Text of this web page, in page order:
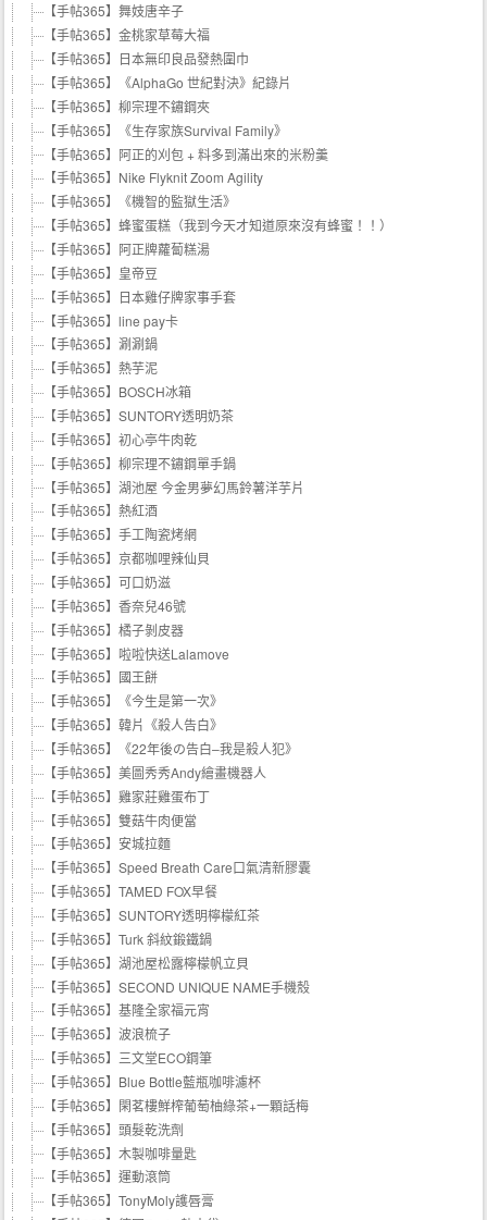
【手帖365】舞妓唐辛子
【手帖365】金桃家草莓大福
【手帖365】日本無印良品發熱圍巾
【手帖365】《AlphaGo 世紀對決》紀錄片
【手帖365】柳宗理不鏽鋼夾
【手帖365】《生存家族Survival Family》
【手帖365】阿正的刈包 + 料多到滿出來的米粉羹
【手帖365】Nike Flyknit Zoom Agility
【手帖365】《機智的監獄生活》
【手帖365】蜂蜜蛋糕（我到今天才知道原來沒有蜂蜜！！）
【手帖365】阿正牌蘿蔔糕湯
【手帖365】皇帝豆
【手帖365】日本雞仔牌家事手套
【手帖365】line pay卡
【手帖365】涮涮鍋
【手帖365】熱芋泥
【手帖365】BOSCH冰箱
【手帖365】SUNTORY透明奶茶
【手帖365】初心亭牛肉乾
【手帖365】柳宗理不鏽鋼單手鍋
【手帖365】湖池屋 今金男夢幻馬鈴薯洋芋片
【手帖365】熱紅酒
【手帖365】手工陶瓷烤網
【手帖365】京都咖哩辣仙貝
【手帖365】可口奶滋
【手帖365】香奈兒46號
【手帖365】橘子剝皮器
【手帖365】啦啦快送Lalamove
【手帖365】國王餅
【手帖365】《今生是第一次》
【手帖365】韓片《殺人告白》
【手帖365】《22年後の告白–我是殺人犯》
【手帖365】美圖秀秀Andy繪畫機器人
【手帖365】雞家莊雞蛋布丁
【手帖365】雙菇牛肉便當
【手帖365】安城拉麵
【手帖365】Speed Breath Care口氣清新膠囊
【手帖365】TAMED FOX早餐
【手帖365】SUNTORY透明檸檬紅茶
【手帖365】Turk 斜紋鍛鐵鍋
【手帖365】湖池屋松露檸檬帆立貝
【手帖365】SECOND UNIQUE NAME手機殼
【手帖365】基隆全家福元宵
【手帖365】波浪梳子
【手帖365】三文堂ECO鋼筆
【手帖365】Blue Bottle藍瓶咖啡濾杯
【手帖365】閑茗樓鮮榨葡萄柚綠茶+一顆話梅
【手帖365】頭髮乾洗劑
【手帖365】木製咖啡量匙
【手帖365】運動滾筒
【手帖365】TonyMoly護唇膏